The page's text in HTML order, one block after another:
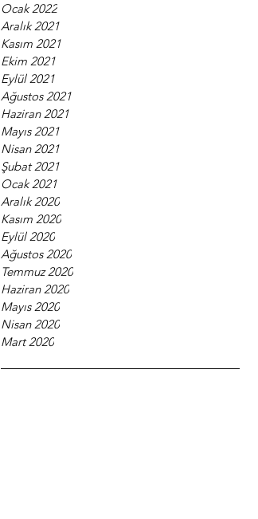
Ocak 2022
Aralık 2021
Kasım 2021
Ekim 2021
Eylül 2021
Ağustos 2021
Haziran 2021
Mayıs 2021
Nisan 2021
Şubat 2021
Ocak 2021
Aralık 2020
Kasım 2020
Eylül 2020
Ağustos 2020
Temmuz 2020
Haziran 2020
Mayıs 2020
Nisan 2020
Mart 2020